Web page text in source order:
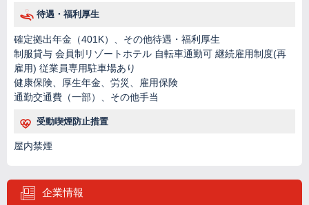
待遇・福利厚生
確定拠出年金（401K）、その他待遇・福利厚生
制服貸与 会員制リゾートホテル 自転車通勤可 継続雇用制度(再
雇用) 従業員専用駐車場あり
健康保険、厚生年金、労災、雇用保険
通勤交通費（一部）、その他手当
受動喫煙防止措置
屋内禁煙
企業情報